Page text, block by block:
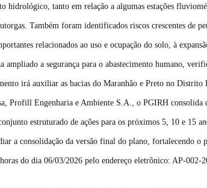
tanto em relação a algumas estações
Também foram identificados riscos crescentes de
relacionados ao uso e ocupação do solo, à
a segurança para o abastecimento humano,
irá auxiliar as bacias do Maranhão e Preto no Distrito
Profill Engenharia e Ambiente S.A., o PGIRH
estruturado de ações para os próximos 5, 10 e 15
a consolidação da versão final do plano, fortalecendo
do dia 06/03/2026 pelo endereço eletrônico: AP-002-